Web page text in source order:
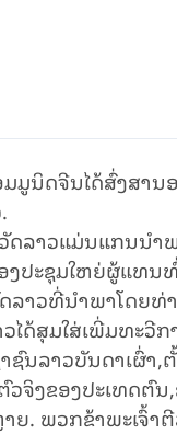
ນິດ​ຈີນ​ໄດ້​ສົ່ງ​ສາ​ນ
ດ​ລາວ​ແມ່ນ​ແກນ​ນ
ປະ​ຊຸມ​ໃຫຍ່​ຜູ້​ແທນ​
ລາວ​ທີ່​ນຳ​ພາ​ໂດຍ​
ດ້​ສຸມ​ໃສ່​​ເພີ່ມ​ທະ​ວີ​
ນ​ລາວ​ບັນ​ດາ​ເຜົ່າ​
ງ​ຂອງ​ປະ​ເທດ​ຕົ
ພວກ​ຂ້າ​ພະ​ເຈົ້າ​​